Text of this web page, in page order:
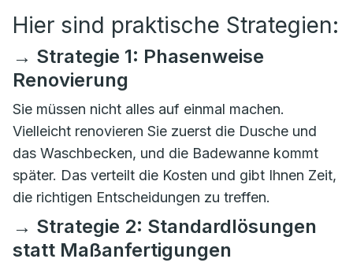
Hier sind praktische Strategien:
→ Strategie 1: Phasenweise
Renovierung
Sie müssen nicht alles auf einmal machen.
Vielleicht renovieren Sie zuerst die Dusche und
das Waschbecken, und die Badewanne kommt
später. Das verteilt die Kosten und gibt Ihnen Zeit,
die richtigen Entscheidungen zu treffen.
→ Strategie 2: Standardlösungen
statt Maßanfertigungen